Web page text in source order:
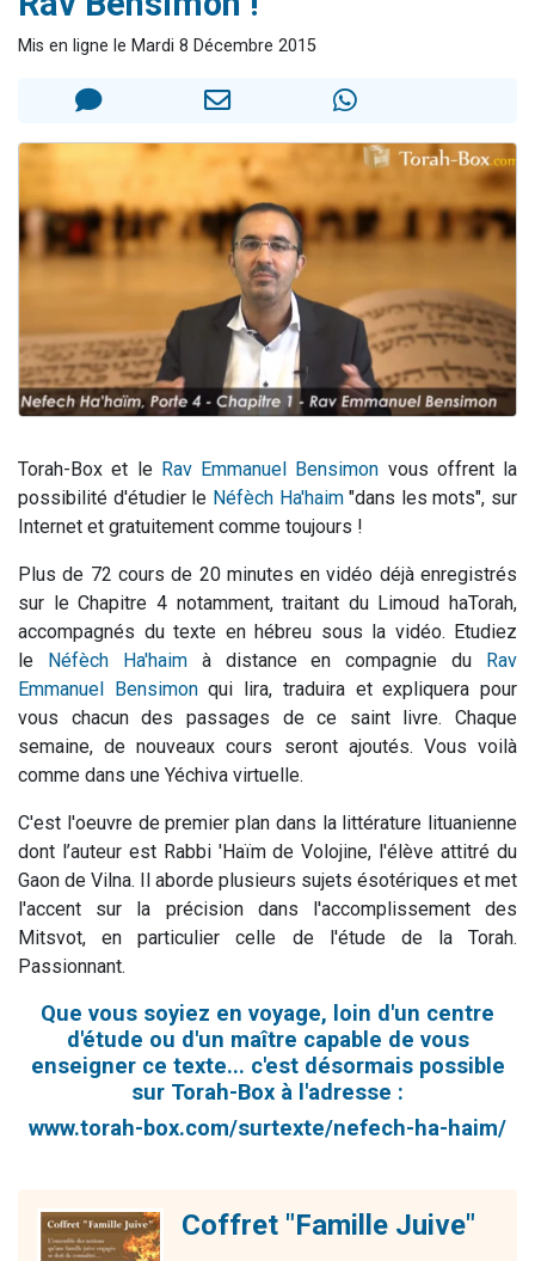
2 nouvelles musiques dans Torah-Box Music
2 personnes viennent de faire un don pour 1 Journée de Vacances Pour les Enfants
Mis en ligne le Mardi 8 Décembre 2015
Torah-Box et le Rav Emmanuel Bensimon vous offrent la
possibilité d'étudier le Néfèch Ha'haim"dans les mots", sur
Internet et gratuitement comme toujours !
Plus de 72 cours de 20 minutes en vidéo déjà enregistrés
sur le Chapitre 4 notamment, traitant du Limoud haTorah,
accompagnés du texte en hébreu sous la vidéo. Etudiez
le Néfèch Ha'haimà distance en compagnie du Rav
Emmanuel Bensimonqui lira, traduira et expliquera pour
vous chacun des passages de ce saint livre. Chaque
semaine, de nouveaux cours seront ajoutés. Vous voilà
comme dans une Yéchiva virtuelle.
C'est l'oeuvre de premier plan dans la littérature lituanienne
dont l’auteur est Rabbi 'Haïm de Volojine, l'élève attitré du
Gaon de Vilna. Il aborde plusieurs sujets ésotériques et met
l'accent sur la précision dans l'accomplissement des
Mitsvot, en particulier celle de l'étude de la Torah.
Passionnant.
Que vous soyiez en voyage, loin d'un centre
d'étude ou d'un maître capable de vous
enseigner ce texte... c'est désormais possible
sur Torah-Box à l'adresse :
www.torah-box.com/surtexte/nefech-ha-haim/
Coffret "Famille Juive"